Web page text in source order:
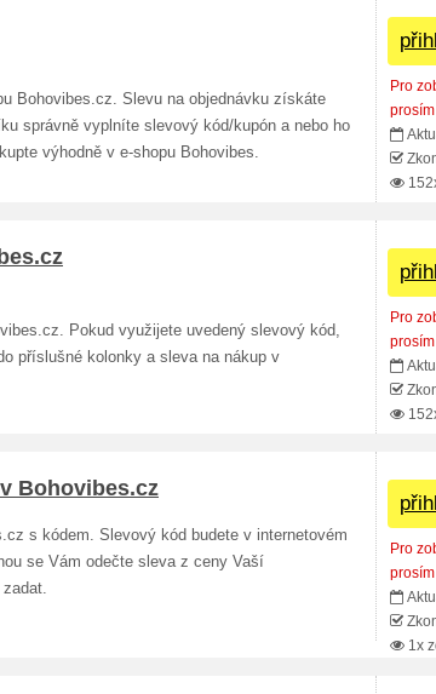
Bohovibes.cz. Slevu na objednávku získáte
správně vyplníte slevový kód/kupón a nebo ho
výhodně v e-shopu Bohovibes.
Pro
Pokud využijete uvedený slevový kód,
příslušné kolonky a sleva na nákup v
Pro
Bohovibes.cz
s kódem. Slevový kód budete v internetovém
se Vám odečte sleva z ceny Vaší
Pro
1x